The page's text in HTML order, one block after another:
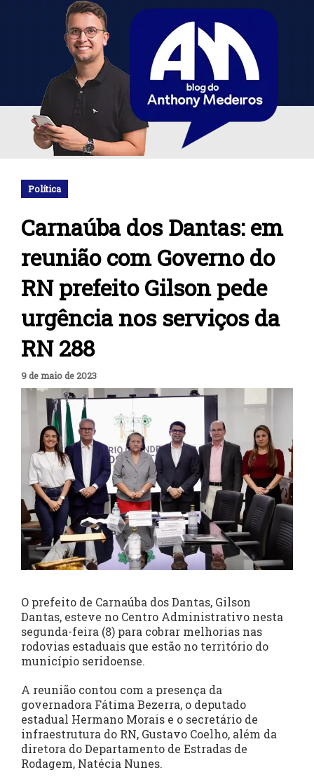
Política
Carnaúba dos Dantas: em
reunião com Governo do
RN prefeito Gilson pede
urgência nos serviços da
RN 288
9 de maio de 2023
O prefeito de Carnaúba dos Dantas, Gilson
Dantas, esteve no Centro Administrativo nesta
segunda-feira (8) para cobrar melhorias nas
rodovias estaduais que estão no território do
município seridoense.
A reunião contou com a presença da
governadora Fátima Bezerra, o deputado
estadual Hermano Morais e o secretário de
infraestrutura do RN, Gustavo Coelho, além da
diretora do Departamento de Estradas de
Rodagem, Natécia Nunes.